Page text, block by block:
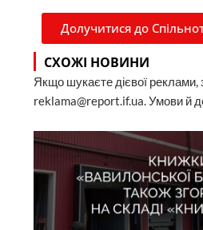
Долучитися до
СХОЖІ НОВИНИ
Якщо шукаєте дієвої реклами,
reklama@report.if.ua. Умови й